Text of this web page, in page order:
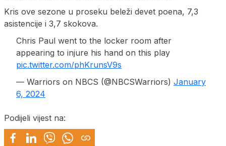
Kris ove sezone u proseku beleži devet poena, 7,3
asistencije i 3,7 skokova.
Chris Paul went to the locker room after
appearing to injure his hand on this play
pic.twitter.com/phKrunsV9s
— Warriors on NBCS (@NBCSWarriors) January
6, 2024
Podijeli vijest na: